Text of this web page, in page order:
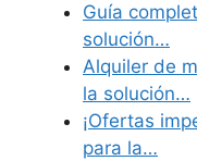
Guía
solución…
Alquiler de
la solución…
¡Ofertas
para la…